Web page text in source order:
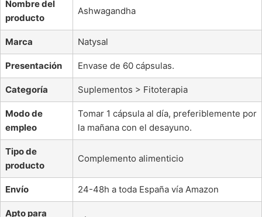
Nombre del
producto
Ashwagandha
Marca Natysal
Presentación Envase de 60 cápsulas.
Categoría Suplementos > Fitoterapia
Modo de
empleo
Tomar 1 cápsula al día, preferiblemente por
la mañana con el desayuno.
Tipo de
producto
Complemento alimenticio
Envío 24-48h a toda España vía Amazon
Apto para